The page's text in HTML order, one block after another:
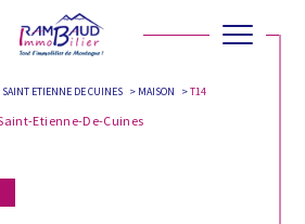
SAINT ETIENNE DE CUINES MAISON T14
Etienne-De-Cuines